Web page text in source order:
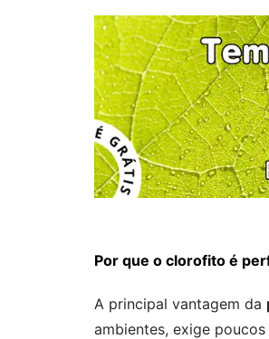
Por que o clorofito é
A principal vantagem da
ambientes, exige